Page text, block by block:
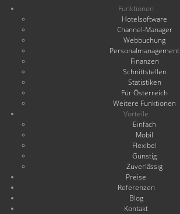
Funktionen
Hotelsoftware
Channel-Manager
Webbuchung
Personalmanagement
Finanzen
Schnittstellen
Statistiken
Für Österreich
Weitere Funktionen
Vorteile
Einfach
Mobil
Flexibel
Günstig
Zuverlässig
Preise
Referenzen
Blog
Kontakt